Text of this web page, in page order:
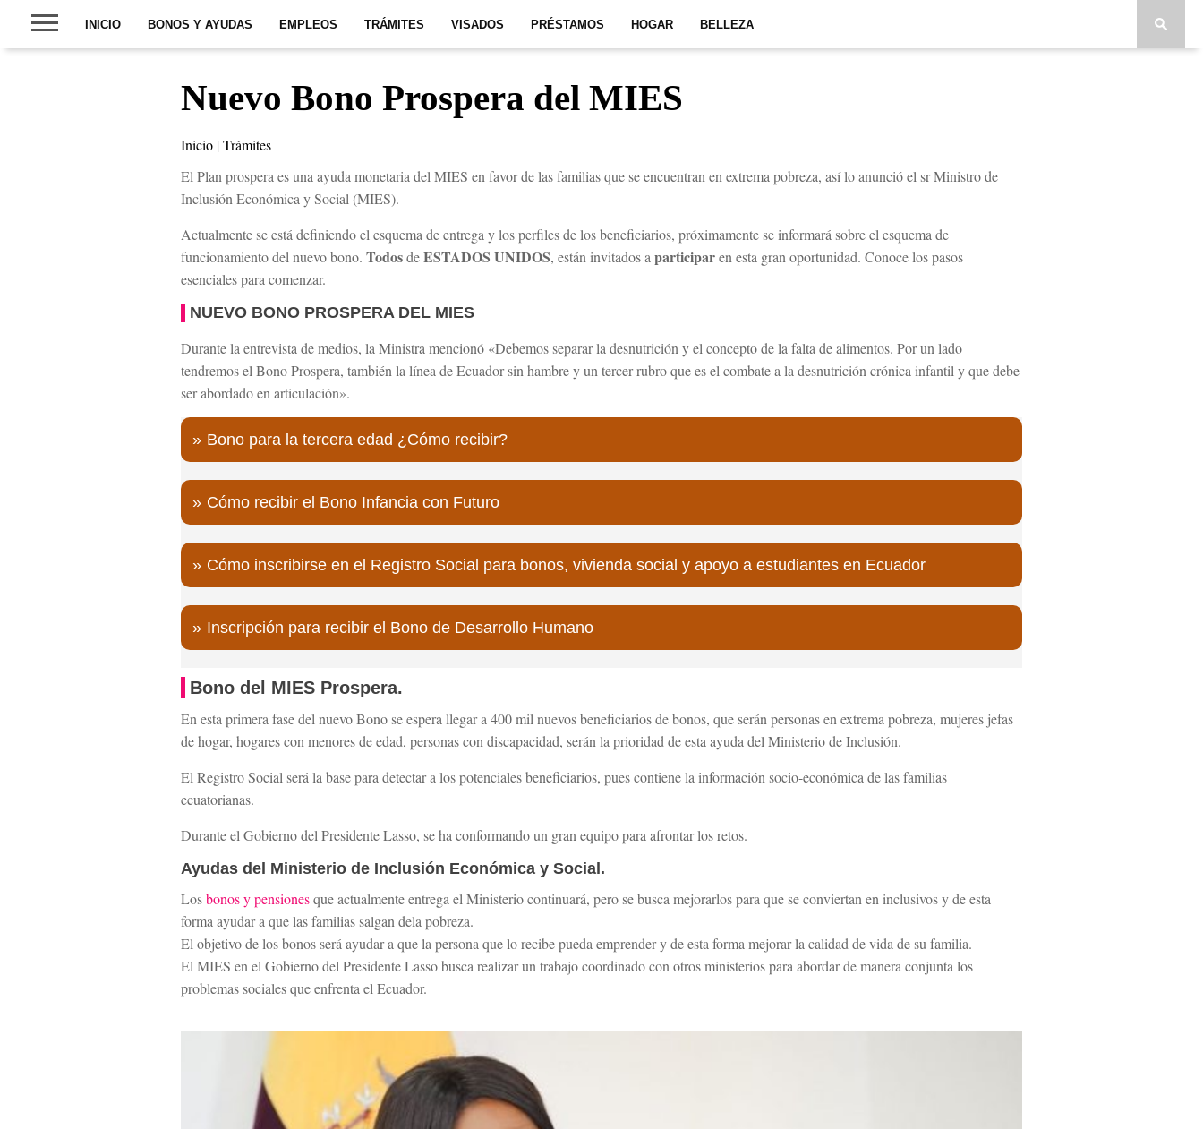
INICIO BONOS Y AYUDAS EMPLEOS TRÁMITES VISADOS PRÉSTAMOS HOGAR BELLEZA
Nuevo Bono Prospera del MIES
Inicio |Trámites
El Plan prospera es una ayuda monetaria del MIES en favor de las familias que se encuentran en extrema pobreza, así lo anunció el sr Ministro de
Inclusión Económica y Social (MIES).
Actualmente se está definiendo el esquema de entrega y los perfiles de los beneficiarios, próximamente se informará sobre el esquema de
funcionamiento del nuevo bono.TodosdeESTADOS UNIDOS, están invitados aparticiparen esta gran oportunidad. Conoce los pasos
esenciales para comenzar.
NUEVO BONO PROSPERA DEL MIES
Durante la entrevista de medios, la Ministra mencionó «Debemos separar la desnutrición y el concepto de la falta de alimentos. Por un lado
tendremos el Bono Prospera, también la línea de Ecuador sin hambre y un tercer rubro que es el combate a la desnutrición crónica infantil y que debe
ser abordado en articulación».
Bono para la tercera edad ¿Cómo recibir?
Cómo recibir el Bono Infancia con Futuro
Cómo inscribirse en el Registro Social para bonos, vivienda social y apoyo a estudiantes en Ecuador
Inscripción para recibir el Bono de Desarrollo Humano
Bono del MIES Prospera.
En esta primera fase del nuevo Bono se espera llegar a 400 mil nuevos beneficiarios de bonos, que serán personas en extrema pobreza, mujeres jefas
de hogar, hogares con menores de edad, personas con discapacidad, serán la prioridad de esta ayuda del Ministerio de Inclusión.
El Registro Social será la base para detectar a los potenciales beneficiarios, pues contiene la información socio-económica de las familias
ecuatorianas.
Durante el Gobierno del Presidente Lasso, se ha conformando un gran equipo para afrontar los retos.
Ayudas del Ministerio de Inclusión Económica y Social.
Losbonos y pensionesque actualmente entrega el Ministerio continuará, pero se busca mejorarlos para que se conviertan en inclusivos y de esta
forma ayudar a que las familias salgan dela pobreza.
El objetivo de los bonos será ayudar a que la persona que lo recibe pueda emprender y de esta forma mejorar la calidad de vida de su familia.
El MIES en el Gobierno del Presidente Lasso busca realizar un trabajo coordinado con otros ministerios para abordar de manera conjunta los
problemas sociales que enfrenta el Ecuador.